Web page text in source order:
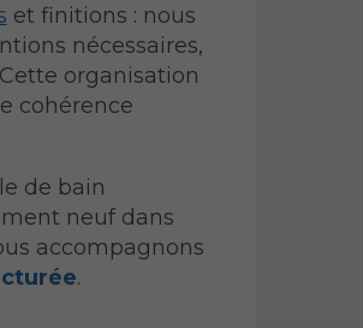
et finitions : nous
nécessaires,
organisation
cohérence
de bain
neuf dans
accompagnons
.